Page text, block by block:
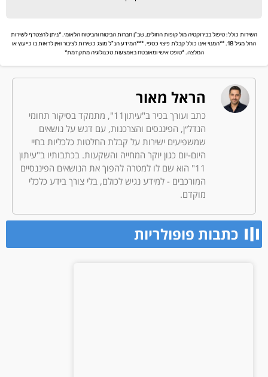
השירות כולל: טיפול בבירוקטיה מול קופות החולים, שב"ן חברות הביטוח והביטוח הלאומי. *ניתן להצטרף לשירות
החל מגיל 18. **המנוי אינו כולל קבלת פיצוי כספי. ***המידע הנ"ל מוצג כשירות לציבור ואין לראות בו כייעוץ או
המלצה. *טופס אישי ומאובטח באמצעות טכנולוגיה מתקדמת*
הראל מאור
כתב ועורך בכיר ב"עיתון11", מתמקד בסיקור תחומי
הנדל״ן, הפיננסים והצרכנות, עם דגש על נושאים
שמשפיעים ישירות על קבלת החלטות כלכליות בחיי
היום-יום כגון יוקר המחייה והשקעות. בכתבותיו ב"עיתון
11" הוא שם לו למטרה להפוך את הנושאים הפיננסיים
המורכבים - למידע נגיש לכולם, בלי צורך בידע כלכלי
מוקדם.
כתבות פופולריות​